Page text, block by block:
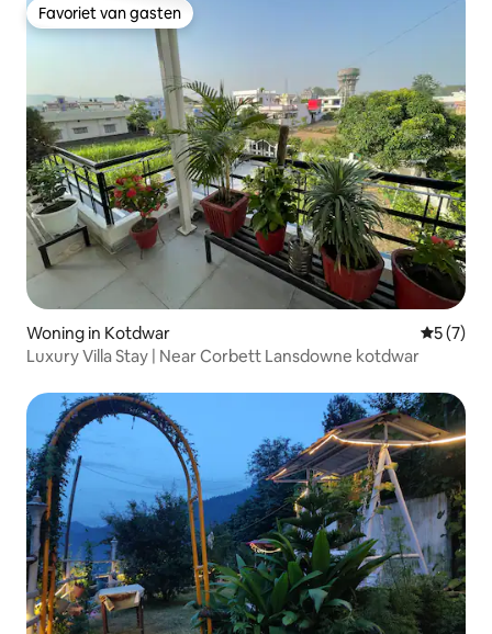
Favoriet van gasten
Favoriet van gasten
Woning in Kotdwar
5 (7)
Luxury Villa Stay | Near Corbett Lansdowne kotdwar